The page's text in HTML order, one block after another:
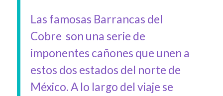
Las famosas Barrancas del
Cobre son una serie de
imponentes cañones que unen a
estos dos estados del norte de
México. A lo largo del viaje se